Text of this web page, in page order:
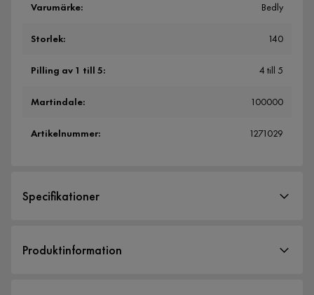
Varumärke: Bedly
Storlek: 140
Pilling av 1 till 5: 4 till 5
Martindale: 100000
Artikelnummer: 1271029
Specifikationer
Storlek
Produktinformation